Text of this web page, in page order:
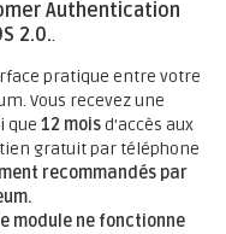
Authentication
2.0..
pratique entre votre
Vous recevez une
que 12 moisd'accès aux
gratuit par téléphone
recommandés par
module ne fonctionne